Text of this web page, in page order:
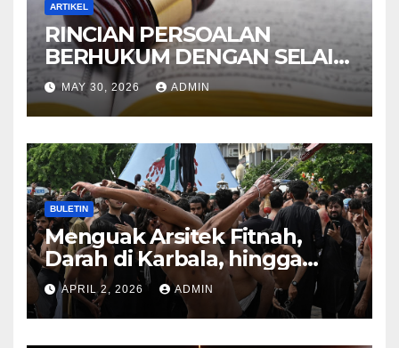
ARTIKEL
RINCIAN PERSOALAN
BERHUKUM DENGAN SELAIN
HUKUM ALLAH DALAM
KITAB AT-TAMHID SYARAH
KITAB AT-TAUHID
MAY 30, 2026 ADMIN
BULETIN
Menguak Arsitek Fitnah,
Darah di Karbala, hingga
Lahirnya Sekte-sekte serta
Mitos Imam Gaib
APRIL 2, 2026 ADMIN